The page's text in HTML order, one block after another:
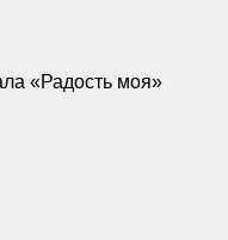
«Радость моя»